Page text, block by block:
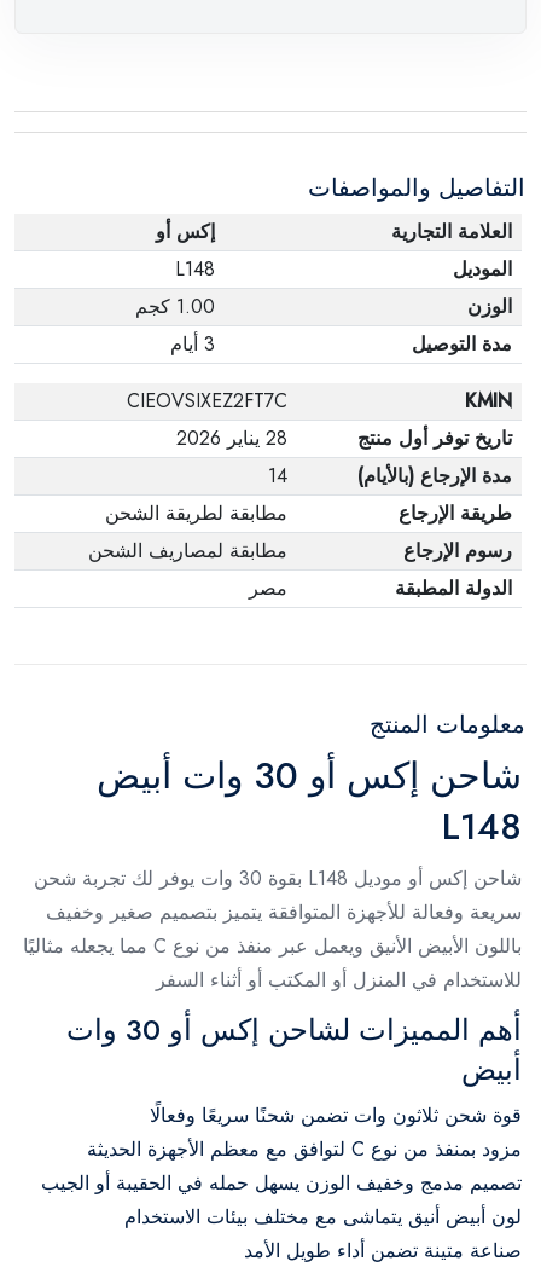
التفاصيل والمواصفات
العلامة التجارية
إكس أو
الموديل
L148
الوزن
1.00 كجم
مدة التوصيل
3 أيام
KMIN
CIEOVSIXEZ2FT7C
تاريخ توفر أول منتج
28 يناير 2026
مدة الإرجاع (بالأيام)
14
طريقة الإرجاع
مطابقة لطريقة الشحن
رسوم الإرجاع
مطابقة لمصاريف الشحن
الدولة المطبقة
مصر
معلومات المنتج
شاحن إكس أو 30 وات أبيض
L148
شاحن إكس أو موديل L148 بقوة 30 وات يوفر لك تجربة شحن
سريعة وفعالة للأجهزة المتوافقة يتميز بتصميم صغير وخفيف
باللون الأبيض الأنيق ويعمل عبر منفذ من نوع C مما يجعله مثاليًا
للاستخدام في المنزل أو المكتب أو أثناء السفر
أهم المميزات لشاحن إكس أو 30 وات
أبيض
قوة شحن ثلاثون وات تضمن شحنًا سريعًا وفعالًا
مزود بمنفذ من نوع C لتوافق مع معظم الأجهزة الحديثة
تصميم مدمج وخفيف الوزن يسهل حمله في الحقيبة أو الجيب
لون أبيض أنيق يتماشى مع مختلف بيئات الاستخدام
صناعة متينة تضمن أداء طويل الأمد